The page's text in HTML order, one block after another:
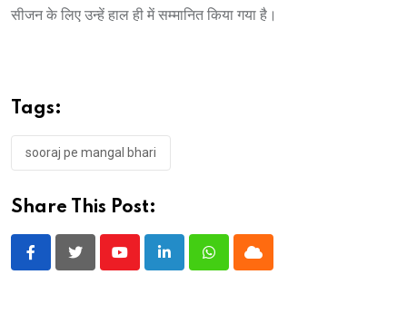
सीजन के लिए उन्हें हाल ही में सम्मानित किया गया है।
Tags:
sooraj pe mangal bhari
Share This Post:
YoutubeLinkedInWhatsappCloud